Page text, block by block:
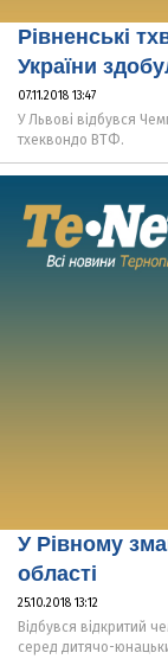
Рівненські
України
07.11.2018 13:47
У Львові відбувся
тхеквондо ВТФ.
У Рівному
області
25.10.2018 13:12
Відбувся відкритий
серед дитячо-